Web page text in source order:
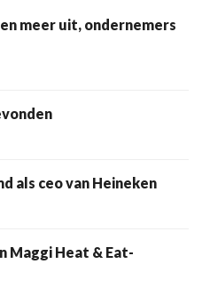
meer uit, ondernemers
als ceo van Heineken
Maggi Heat & Eat-